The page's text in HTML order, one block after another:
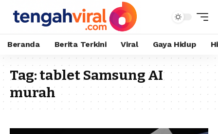
Beranda Berita Terkini Viral Gaya Hidup
Tag:tablet Samsung AI
murah